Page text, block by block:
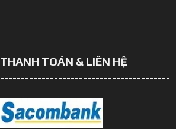
THANH TOÁN & LIÊN HỆ
-----------------------------------------